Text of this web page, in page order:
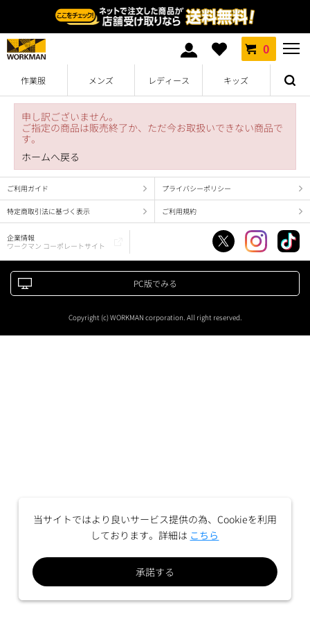
0
作業服 メンズ レディース キッズ
申し訳ございません。
ご指定の商品は販売終了か、ただ今お取扱いできない商品で
す。
ホームへ戻る
ご利用ガイド プライバシーポリシー
特定商取引法に基づく表示 ご利用規約
企業情報
ワークマン コーポレートサイト
PC版でみる
Copyright (c) WORKMAN corporation. All right reserved.
当サイトではより良いサービス提供の為、Cookieを利用
しております。詳細は こちら
承諾する